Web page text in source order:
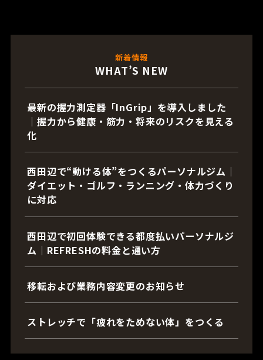
新着情報
WHAT’S NEW
最新の握力測定器「InGrip」を導入しました
｜握力から健康・筋力・将来のリスクを見える
化
西田辺で“動ける体”をつくるパーソナルジム｜
ダイエット・ゴルフ・ランニング・体力づくり
に対応
西田辺で初回体験できる都度払いパーソナルジ
ム｜REFRESHの料金と通い方
移転および業務内容変更のお知らせ
ストレッチで「疲れをためない体」をつくる